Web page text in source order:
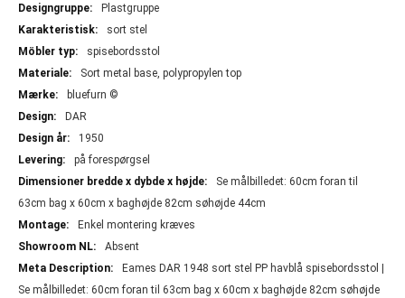
Plastgruppe
sort stel
spisebordsstol
Sort metal base, polypropylen top
bluefurn ©
DAR
1950
på forespørgsel
Se målbilledet: 60cm foran til
63cm bag x 60cm x baghøjde 82cm søhøjde 44cm
Enkel montering kræves
Absent
Eames DAR 1948 sort stel PP havblå spisebordsstol |
Se målbilledet: 60cm foran til 63cm bag x 60cm x baghøjde 82cm søhøjde